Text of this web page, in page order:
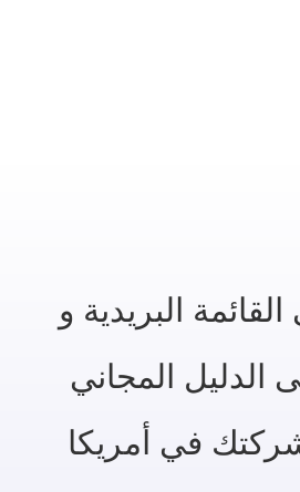
البريدية و
الدليل المجاني
في أمريكا